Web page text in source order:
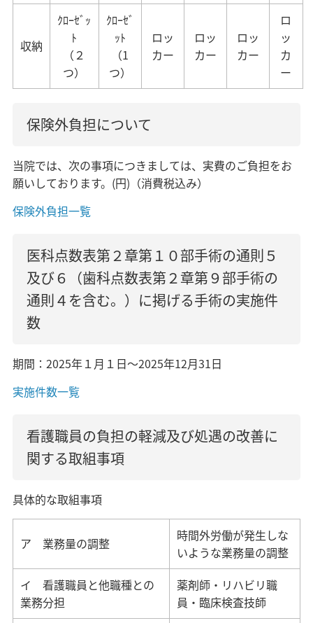
収納
ｸﾛｰｾﾞｯ
ﾄ
（２
つ）
ｸﾛｰｾﾞ
ｯﾄ
（1
つ）
ロッ
カー
ロッ
カー
ロッ
カー
ロ
ッ
カ
ー
保険外負担について
当院では、次の事項につきましては、実費のご負担をお
願いしております。(円)（消費税込み）
保険外負担一覧
医科点数表第２章第１０部手術の通則５
及び６（歯科点数表第２章第９部手術の
通則４を含む。）に掲げる手術の実施件
数
期間：2025年１月１日～2025年12月31日
実施件数一覧
看護職員の負担の軽減及び処遇の改善に
関する取組事項
具体的な取組事項
ア 業務量の調整
時間外労働が発生しな
いような業務量の調整
イ 看護職員と他職種との
業務分担
薬剤師・リハビリ職
員・臨床検査技師